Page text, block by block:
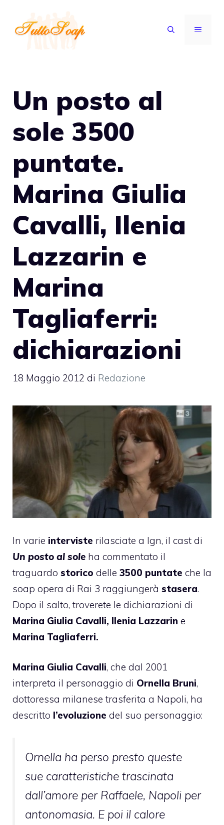
contenuto
MENU
Un posto al
sole 3500
puntate.
Marina Giulia
Cavalli, Ilenia
Lazzarin e
Marina
Tagliaferri:
dichiarazioni
18 Maggio 2012 di Redazione
In varie interviste rilasciate a Ign, il cast di
Un posto al sole ha commentato il
traguardo storico delle 3500 puntate che la
soap opera di Rai 3 raggiungerà stasera.
Dopo il salto, troverete le dichiarazioni di
Marina Giulia Cavalli, Ilenia Lazzarin e
Marina Tagliaferri.
Marina Giulia Cavalli, che dal 2001
interpreta il personaggio di Ornella Bruni,
dottoressa milanese trasferita a Napoli, ha
descritto l’evoluzione del suo personaggio:
Ornella ha perso presto queste
sue caratteristiche trascinata
dall’amore per Raffaele, Napoli per
antonomasia. E poi il calore